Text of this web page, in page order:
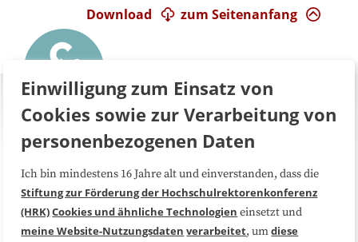
zum Seitenanfang
Download
Über uns FAQ
Medienarbeit Kooperationen
Einwilligung zum Einsatz von
Cookies sowie zur Verarbeitung von
personenbezogenen Daten
Ich bin mindestens 16 Jahre alt und einverstanden, dass die
Stiftung zur Förderung der Hochschulrektorenkonferenz
(HRK)Cookies und ähnliche Technologien einsetzt und
meine Website-Nutzungsdaten verarbeitet, umdiese